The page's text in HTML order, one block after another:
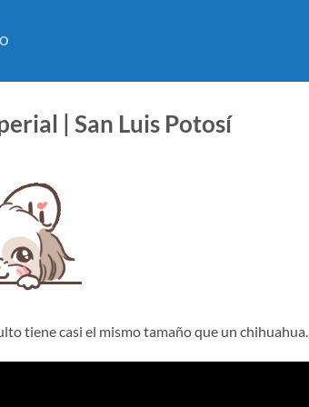
| San Luis Potosí
tiene casi el mismo tamaño que un chihuahua.